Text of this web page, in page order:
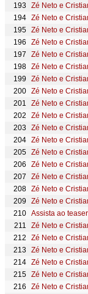
Zé Neto e
Zé Neto e
Zé Neto e
Zé Neto e
Zé Neto e
Zé Neto e
Zé Neto e
Zé Neto e
Zé Neto e
Zé Neto e
Zé Neto e
Zé Neto e
Zé Neto e
Zé Neto e
Zé Neto e
Zé Neto e